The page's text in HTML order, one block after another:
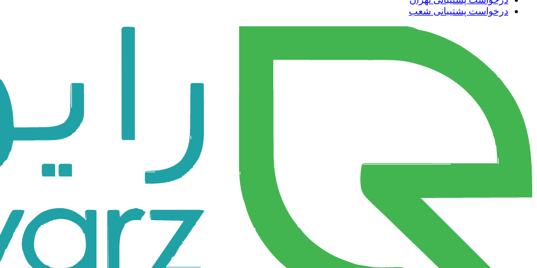
درخواست پشتیبانی شعب